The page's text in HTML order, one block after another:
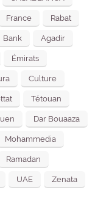
France Rabat
Bank Agadir
Émirats
Culture
Tétouan
Dar Bouaaza
Mohammedia
Ramadan
UAE Zenata